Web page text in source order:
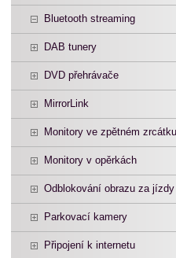
Bluetooth streaming
DAB tunery
DVD přehrávače
MirrorLink
Monitory ve zpětném zrcátku
Monitory v opěrkách
Odblokování obrazu za jízdy
Parkovací kamery
Připojení k internetu